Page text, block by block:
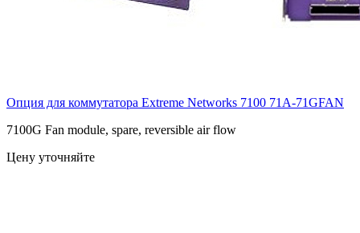
Опция для коммутатора Extreme Networks 7100 71A-71GFAN
7100G Fan module, spare, reversible air flow
Цену уточняйте